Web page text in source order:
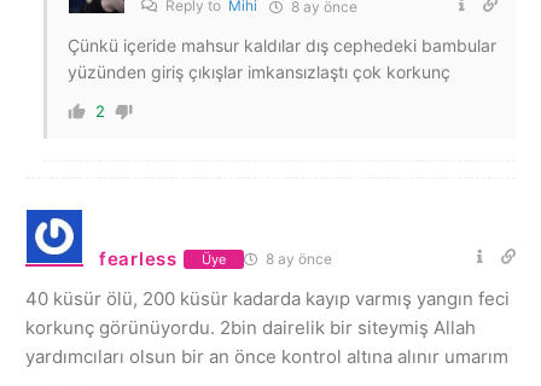
Reply to Mihi 8 ay önce
Çünkü içeride mahsur kaldılar dış cephedeki bambular
yüzünden giriş çıkışlar imkansızlaştı çok korkunç
2
fearless Üye 8 ay önce
40 küsür ölü, 200 küsür kadarda kayıp varmış yangın feci
korkunç görünüyordu. 2bin dairelik bir siteymiş Allah
yardımcıları olsun bir an önce kontrol altına alınır umarım